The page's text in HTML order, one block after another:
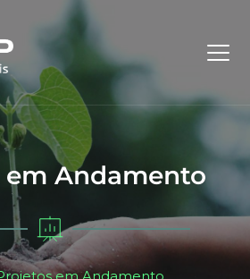
em Andamento